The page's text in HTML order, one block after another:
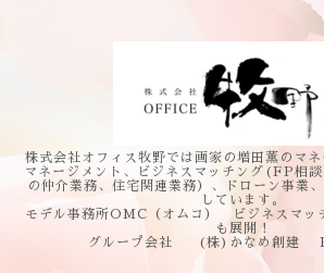
株式会社オフィス牧野では画家の増田薫のマ
マネージメント、ビジネスマッチング(FP相
の仲介業務、住宅関連業務）、ドローン事業
しています。
モデル事務所OMC（オムコ） ビジネスマッ
も展開！
グループ会社 (株)かなめ創建